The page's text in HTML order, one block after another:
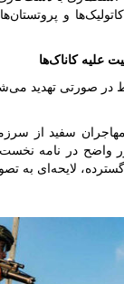
و
علیه کاناک‌ها
در صورتی تهدید
سفید از